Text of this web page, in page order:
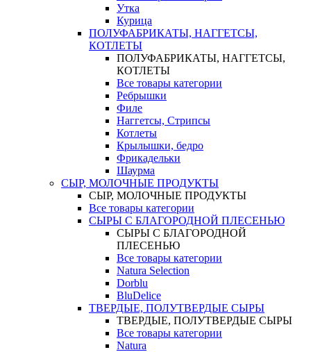
Утка
Курица
ПОЛУФАБРИКАТЫ, НАГГЕТСЫ,
КОТЛЕТЫ
ПОЛУФАБРИКАТЫ, НАГГЕТСЫ,
КОТЛЕТЫ
Все товары категории
Ребрышки
Филе
Наггетсы, Стрипсы
Котлеты
Крылышки, бедро
Фрикадельки
Шаурма
СЫР, МОЛОЧНЫЕ ПРОДУКТЫ
СЫР, МОЛОЧНЫЕ ПРОДУКТЫ
Все товары категории
СЫРЫ С БЛАГОРОДНОЙ ПЛЕСЕНЬЮ
СЫРЫ С БЛАГОРОДНОЙ
ПЛЕСЕНЬЮ
Все товары категории
Natura Selection
Dorblu
BluDelice
ТВЕРДЫЕ, ПОЛУТВЕРДЫЕ СЫРЫ
ТВЕРДЫЕ, ПОЛУТВЕРДЫЕ СЫРЫ
Все товары категории
Natura